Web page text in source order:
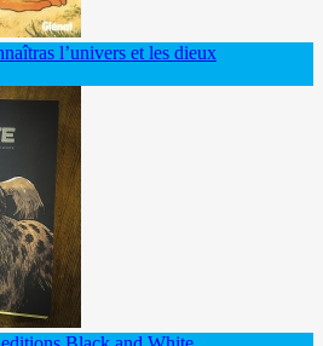
l’univers et les dieux